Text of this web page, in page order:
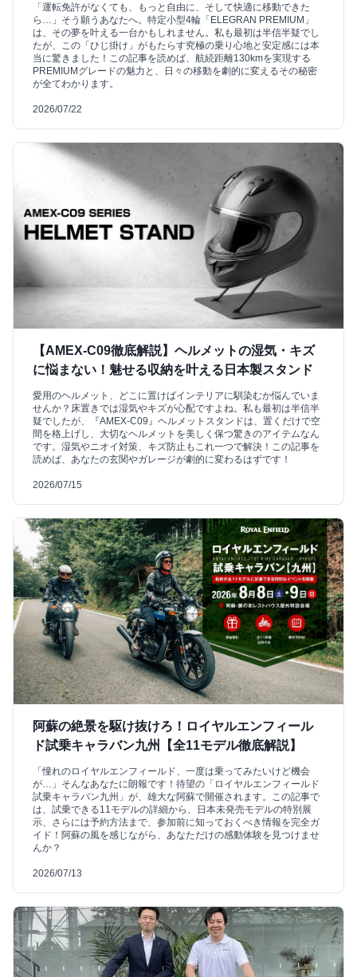
「運転免許がなくても、もっと自由に、そして快適に移動できた
ら…」そう願うあなたへ。特定小型4輪「ELEGRAN PREMIUM」
は、その夢を叶える一台かもしれません。私も最初は半信半疑でし
たが、この「ひじ掛け」がもたらす究極の乗り心地と安定感には本
当に驚きました！この記事を読めば、航続距離130kmを実現する
PREMIUMグレードの魅力と、日々の移動を劇的に変えるその秘密
が全てわかります。
2026/07/22
【AMEX-C09徹底解説】ヘルメットの湿気・キズ
に悩まない！魅せる収納を叶える日本製スタンド
愛用のヘルメット、どこに置けばインテリアに馴染むか悩んでいま
せんか？床置きでは湿気やキズが心配ですよね。私も最初は半信半
疑でしたが、『AMEX-C09』ヘルメットスタンドは、置くだけで空
間を格上げし、大切なヘルメットを美しく保つ驚きのアイテムなん
です。湿気やニオイ対策、キズ防止もこれ一つで解決！この記事を
読めば、あなたの玄関やガレージが劇的に変わるはずです！
2026/07/15
阿蘇の絶景を駆け抜けろ！ロイヤルエンフィール
ド試乗キャラバン九州【全11モデル徹底解説】
「憧れのロイヤルエンフィールド、一度は乗ってみたいけど機会
が…」そんなあなたに朗報です！待望の「ロイヤルエンフィールド
試乗キャラバン九州」が、雄大な阿蘇で開催されます。この記事で
は、試乗できる11モデルの詳細から、日本未発売モデルの特別展
示、さらには予約方法まで、参加前に知っておくべき情報を完全ガ
イド！阿蘇の風を感じながら、あなただけの感動体験を見つけませ
んか？
2026/07/13